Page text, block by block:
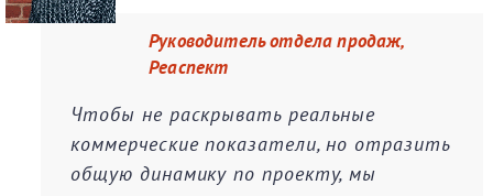
Руководитель отдела продаж,
Реаспект
Чтобы не раскрывать реальные
коммерческие показатели, но отразить
общую динамику по проекту, мы